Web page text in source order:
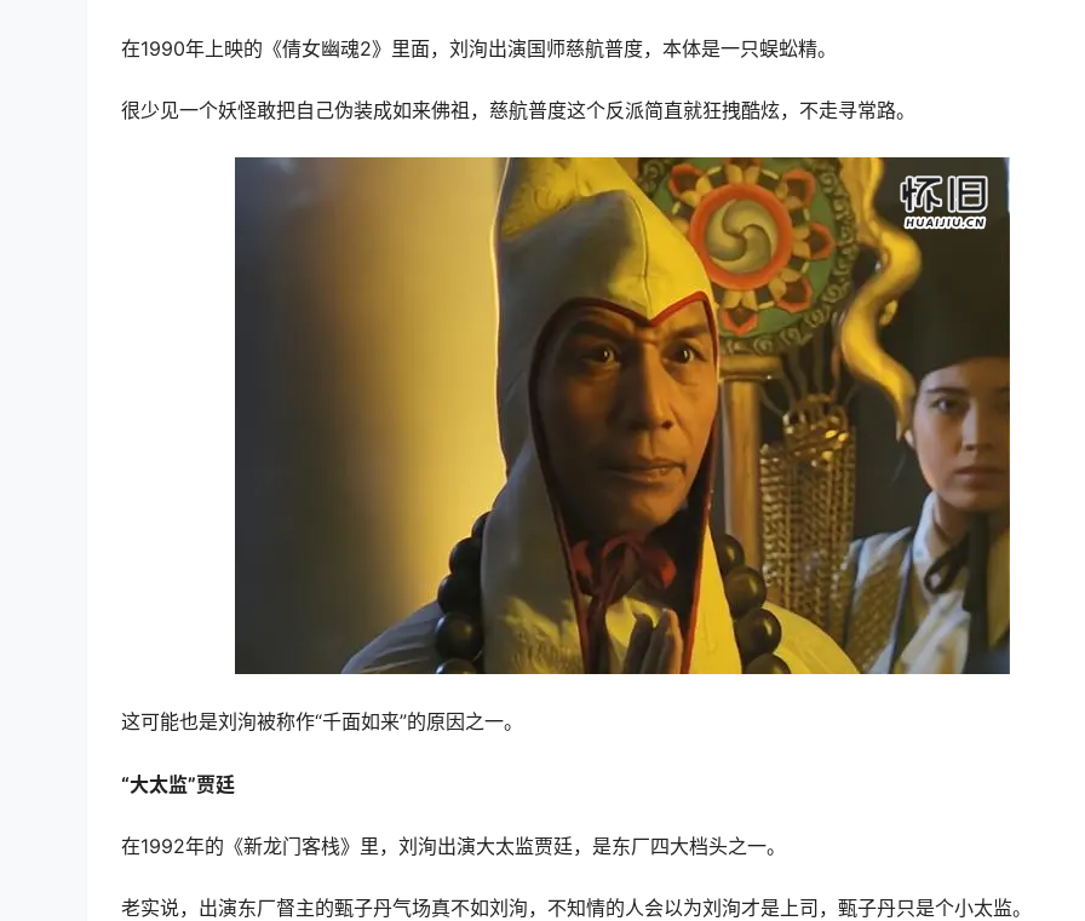
在1990年上映的《倩女幽魂2》里面，刘洵出演国师慈航普度，本体是一只蜈蚣精。
很少见一个妖怪敢把自己伪装成如来佛祖，慈航普度这个反派简直就狂拽酷炫，不走寻常路。
这可能也是刘洵被称作“千面如来”的原因之一。
“大太监”贾廷
在1992年的《新龙门客栈》里，刘洵出演大太监贾廷，是东厂四大档头之一。
老实说，出演东厂督主的甄子丹气场真不如刘洵，不知情的人会以为刘洵才是上司，甄子丹只是个小太监。